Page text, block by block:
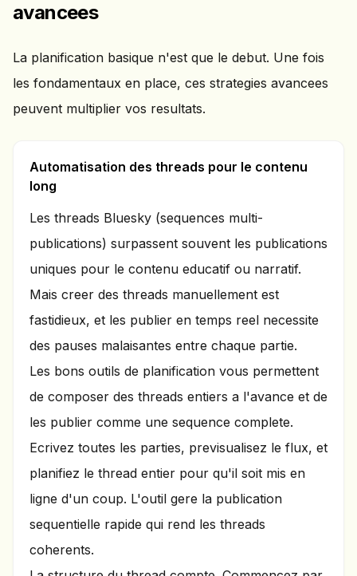
avancees
La planification basique n'est que le debut. Une fois
les fondamentaux en place, ces strategies avancees
peuvent multiplier vos resultats.
Automatisation des threads pour le contenu
long
Les threads Bluesky (sequences multi-
publications) surpassent souvent les publications
uniques pour le contenu educatif ou narratif.
Mais creer des threads manuellement est
fastidieux, et les publier en temps reel necessite
des pauses malaisantes entre chaque partie.
Les bons outils de planification vous permettent
de composer des threads entiers a l'avance et de
les publier comme une sequence complete.
Ecrivez toutes les parties, previsualisez le flux, et
planifiez le thread entier pour qu'il soit mis en
ligne d'un coup. L'outil gere la publication
sequentielle rapide qui rend les threads
coherents.